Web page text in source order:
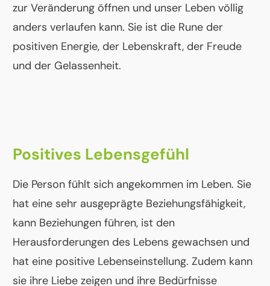
zur Veränderung öffnen und unser Leben völlig
anders verlaufen kann. Sie ist die Rune der
positiven Energie, der Lebenskraft, der Freude
und der Gelassenheit.
Positives Lebensgefühl
Die Person fühlt sich angekommen im Leben. Sie
hat eine sehr ausgeprägte Beziehungsfähigkeit,
kann Beziehungen führen, ist den
Herausforderungen des Lebens gewachsen und
hat eine positive Lebenseinstellung. Zudem kann
sie ihre Liebe zeigen und ihre Bedürfnisse